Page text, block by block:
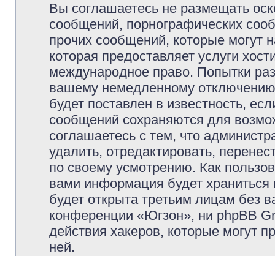
Вы соглашаетесь не размещать
сообщений, порнографических
прочих сообщений, которые могут
которая предоставляет услуги
международное право. Попытки
вашему немедленному
будет поставлен в известность,
сообщений сохраняются для
соглашаетесь с тем, что
удалить, отредактировать,
по своему усмотрению. Как
вами информация будет
будет открыта третьим лицам без
конференции «Югзон», ни phpBB
действия хакеров, которые могут
ней.